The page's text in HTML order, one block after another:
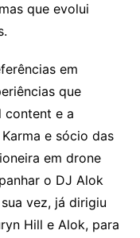
que evolui
em
que
content e a
e sócio das
em drone
o DJ Alok
vez, já dirigiu
Hill e Alok, para